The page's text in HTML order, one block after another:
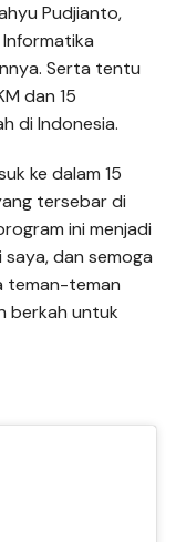
Pudjianto,
Serta tentu
dan 15
di Indonesia.
ke dalam 15
tersebar di
ini menjadi
dan semoga
teman-teman
berkah untuk